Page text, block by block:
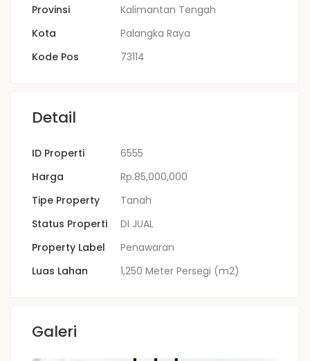
Provinsi
Kalimantan Tengah
Kota
Palangka Raya
Kode Pos
73114
Detail
ID Properti
6555
Harga
Rp.85,000,000
Tipe Property
Tanah
Status Properti
DI JUAL
Property Label
Penawaran
Luas Lahan
1,250 Meter Persegi (m2)
Galeri